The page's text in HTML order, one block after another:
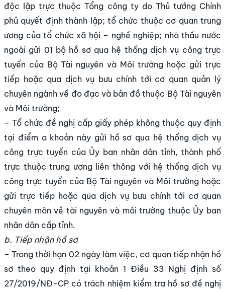
độc lập trực thuộc Tổng công ty do Thủ tướng Chính
phủ quyết định thành lập; tổ chức thuộc cơ quan trung
ương của tổ chức xã hội – nghề nghiệp; nhà thầu nước
ngoài gửi 01 bộ hồ sơ qua hệ thống dịch vụ công trực
tuyến của Bộ Tài nguyên và Môi trường hoặc gửi trực
tiếp hoặc qua dịch vụ bưu chính tới cơ quan quản lý
chuyên ngành về đo đạc và bản đồ thuộc Bộ Tài nguyên
và Môi trường;
– Tổ chức đề nghị cấp giấy phép không thuộc quy định
tại điểm a khoản này gửi hồ sơ qua hệ thống dịch vụ
công trực tuyến của Ủy ban nhân dân tỉnh, thành phố
trực thuộc trung ương liên thông với hệ thống dịch vụ
công trực tuyến của Bộ Tài nguyên và Môi trường hoặc
gửi trực tiếp hoặc qua dịch vụ bưu chính tới cơ quan
chuyên môn về tài nguyên và môi trường thuộc Ủy ban
nhân dân cấp tỉnh.
b. Tiếp nhận hồ sơ
– Trong thời hạn 02 ngày làm việc, cơ quan tiếp nhận hồ
sơ theo quy định tại khoản 1 Điều 33 Nghị định số
27/2019/NĐ-CP có trách nhiệm kiểm tra hồ sơ đề nghị